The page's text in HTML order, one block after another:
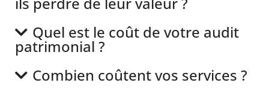
Quel est le coût de votre audit
patrimonial ?
Combien coûtent vos services ?